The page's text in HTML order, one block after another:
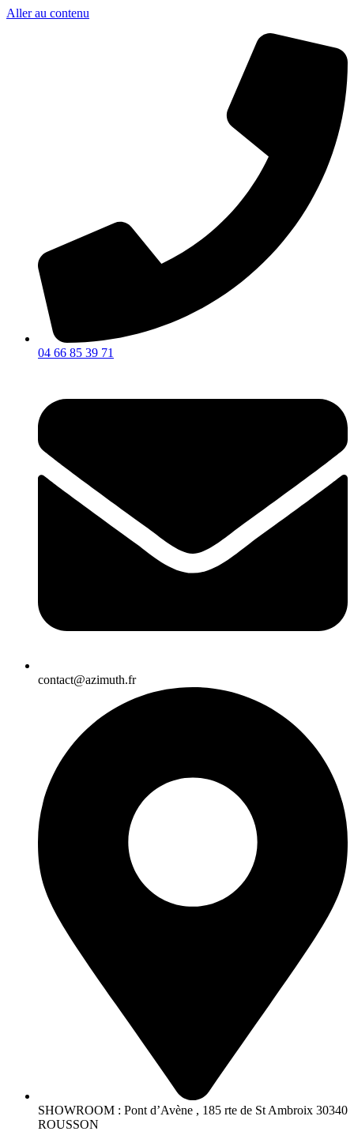
Aller au contenu
04 66 85 39 71
contact@azimuth.fr
SHOWROOM : Pont d’Avène , 185 rte de St Ambroix 30340
ROUSSON